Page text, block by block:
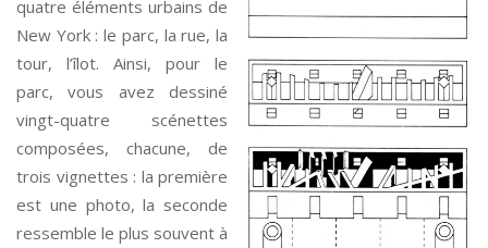
quatre éléments urbains de
New York : le parc, la rue, la
tour, l’îlot. Ainsi, pour le
parc, vous avez dessiné
vingt-quatre scénettes
composées, chacune, de
trois vignettes : la première
est une photo, la seconde
ressemble le plus souvent à